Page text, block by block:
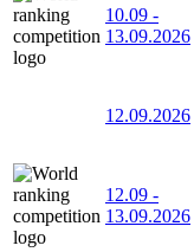
10.09 -
13.09.2026
12.09.2026
12.09 -
13.09.2026